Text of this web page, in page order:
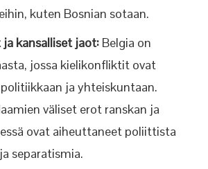
kuten Bosnian sotaan.
kansalliset jaot: Belgia on
jossa kielikonfliktit ovat
ja yhteiskuntaan.
väliset erot ranskan ja
ovat aiheuttaneet poliittista
separatismia.